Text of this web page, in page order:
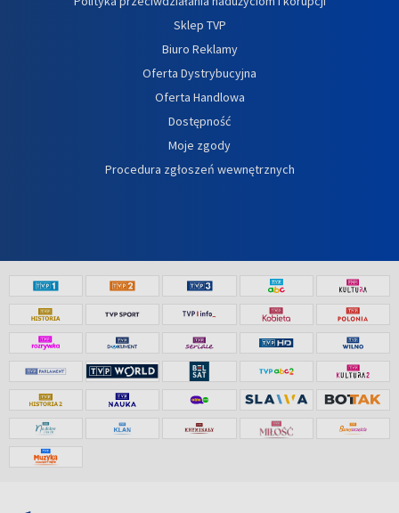
Sklep TVP
Biuro Reklamy
Oferta Dystrybucyjna
Oferta Handlowa
Dostępność
Moje zgody
Procedura zgłoszeń wewnętrznych